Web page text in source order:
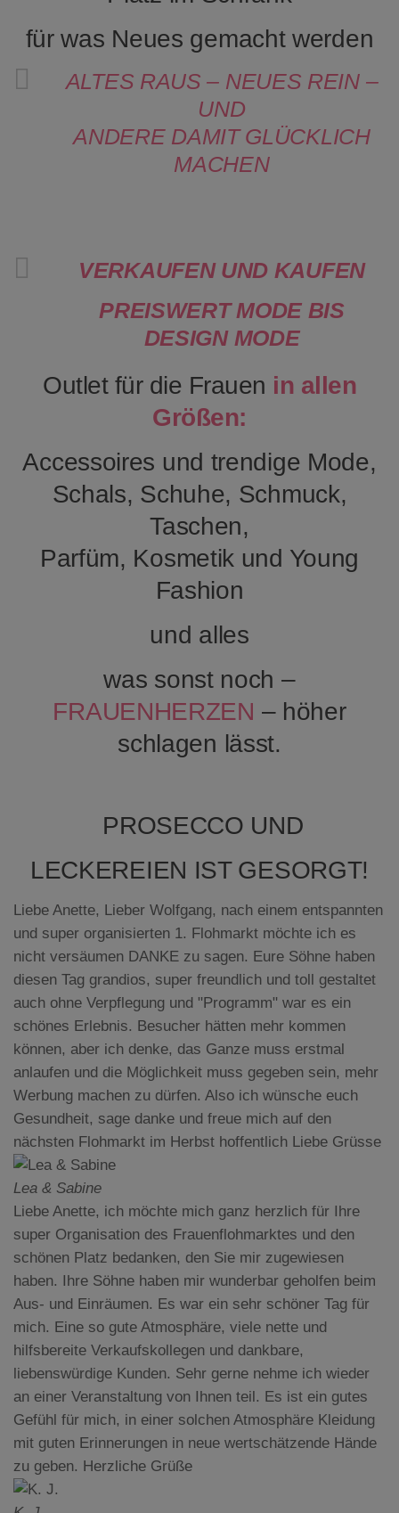
für was Neues gemacht werden
ALTES RAUS – NEUES REIN –
UND
ANDERE DAMIT GLÜCKLICH
MACHEN
VERKAUFEN UND KAUFEN
PREISWERT MODE BIS
DESIGN MODE
Outlet für die Frauen in allen
Größen:
Accessoires und trendige Mode,
Schals, Schuhe, Schmuck,
Taschen,
Parfüm, Kosmetik und Young
Fashion
und alles
was sonst noch –
FRAUENHERZEN – höher
schlagen lässt.
PROSECCO UND
LECKEREIEN IST GESORGT!
Liebe Anette, Lieber Wolfgang, nach einem entspannten
und super organisierten 1. Flohmarkt möchte ich es
nicht versäumen DANKE zu sagen. Eure Söhne haben
diesen Tag grandios, super freundlich und toll gestaltet
auch ohne Verpflegung und "Programm" war es ein
schönes Erlebnis. Besucher hätten mehr kommen
können, aber ich denke, das Ganze muss erstmal
anlaufen und die Möglichkeit muss gegeben sein, mehr
Werbung machen zu dürfen. Also ich wünsche euch
Gesundheit, sage danke und freue mich auf den
nächsten Flohmarkt im Herbst hoffentlich Liebe Grüsse
Lea & Sabine
Liebe Anette, ich möchte mich ganz herzlich für Ihre
super Organisation des Frauenflohmarktes und den
schönen Platz bedanken, den Sie mir zugewiesen
haben. Ihre Söhne haben mir wunderbar geholfen beim
Aus- und Einräumen. Es war ein sehr schöner Tag für
mich. Eine so gute Atmosphäre, viele nette und
hilfsbereite Verkaufskollegen und dankbare,
liebenswürdige Kunden. Sehr gerne nehme ich wieder
an einer Veranstaltung von Ihnen teil. Es ist ein gutes
Gefühl für mich, in einer solchen Atmosphäre Kleidung
mit guten Erinnerungen in neue wertschätzende Hände
zu geben. Herzliche Grüße